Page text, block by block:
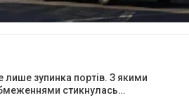
лише зупинка портів. З якими
стикнулась…